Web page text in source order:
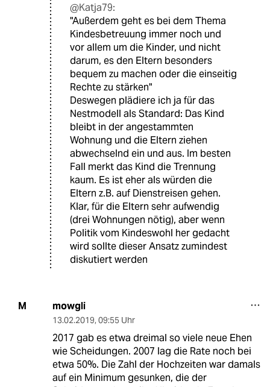
@Katja79:
"Außerdem geht es bei dem Thema
Kindesbetreuung immer noch und
vor allem um die Kinder, und nicht
darum, es den Eltern besonders
bequem zu machen oder die einseitig
Rechte zu stärken"
Deswegen plädiere ich ja für das
Nestmodell als Standard: Das Kind
bleibt in der angestammten
Wohnung und die Eltern ziehen
abwechselnd ein und aus. Im besten
Fall merkt das Kind die Trennung
kaum. Es ist eher als würden die
Eltern z.B. auf Dienstreisen gehen.
Klar, für die Eltern sehr aufwendig
(drei Wohnungen nötig), aber wenn
Politik vom Kindeswohl her gedacht
wird sollte dieser Ansatz zumindest
diskutiert werden
M mowgli
13.02.2019, 09:55 Uhr
2017 gab es etwa dreimal so viele neue Ehen
wie Scheidungen. 2007 lag die Rate noch bei
etwa 50%. Die Zahl der Hochzeiten war damals
auf ein Minimum gesunken, die der